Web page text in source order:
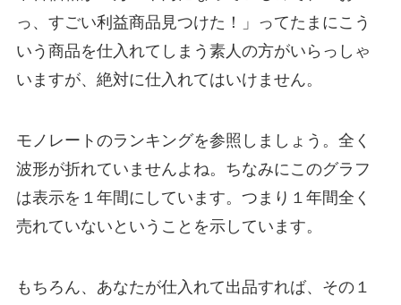
っ、すごい利益商品見つけた！」ってたまにこう
いう商品を仕入れてしまう素人の方がいらっしゃ
いますが、絶対に仕入れてはいけません。
モノレートのランキングを参照しましょう。全く
波形が折れていませんよね。ちなみにこのグラフ
は表示を１年間にしています。つまり１年間全く
売れていないということを示しています。
もちろん、あなたが仕入れて出品すれば、その１